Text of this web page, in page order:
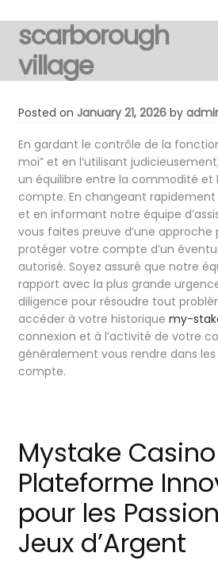
Skip
to
navigation
Skip
to
content
scarborough
village
residents
gallery
marketplace
discover
noticeboard
Posted on January 21, 2026 by
En gardant le contrôle de la
moi” et en l’utilisant
un équilibre entre la commodité et
compte. En changeant
et en informant notre équipe
vous faites preuve d’une
protéger votre compte d’un
autorisé. Soyez assuré que notre
rapport avec la plus grande
diligence pour résoudre tout
accéder à votre historique my-
connexion et à l’activité de votre
généralement vous rendre dans
compte.
Mystake
Plateforme
pour les
Jeux d’Argent